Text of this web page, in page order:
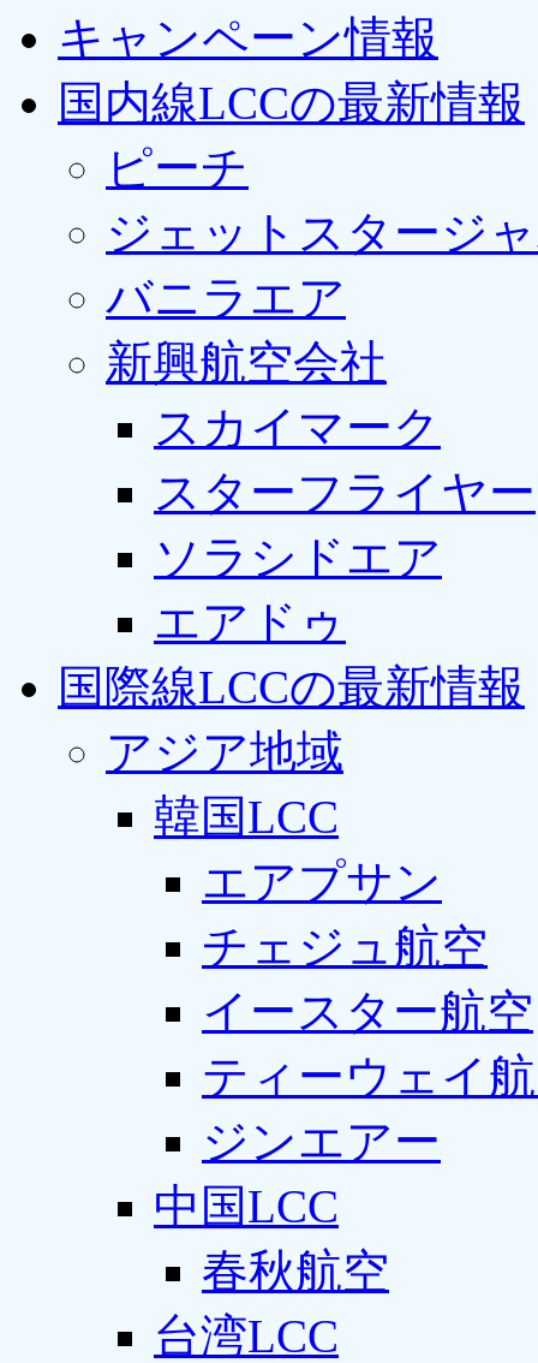
キャンペーン情報
国内線LCCの最新情報
ピーチ
ジェットスタージ
バニラエア
新興航空会社
スカイマーク
スターフライヤー
ソラシドエア
エアドゥ
国際線LCCの最新情報
アジア地域
韓国LCC
エアプサン
チェジュ航空
イースター航空
ティーウェイ
ジンエアー
中国LCC
春秋航空
台湾LCC